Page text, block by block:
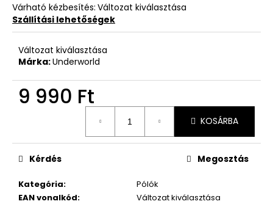
Várható kézbesítés: Változat kiválasztása
Szállítási lehetőségek
Változat kiválasztása
Márka:Underworld
9 990 Ft
KOSÁRBA
Kategória:
Pólók
EAN vonalkód:
Változat kiválasztása
Kérdés Megosztás